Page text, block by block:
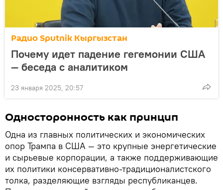
Радио Sputnik Кыргызстан
Почему идет падение гегемонии США
— беседа с аналитиком
23 января 2025, 20:57
Односторонность как принцип
Одна из главных политических и экономических
опор Трампа в США — это крупные энергетические
и сырьевые корпорации, а также поддерживающие
их политики консервативно-традиционалистского
толка, разделяющие взгляды республиканцев.